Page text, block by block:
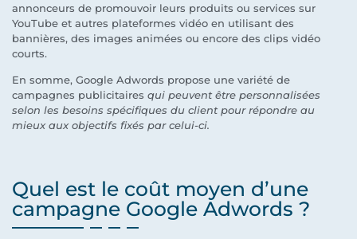
annonceurs de promouvoir leurs produits ou services sur
YouTube et autres plateformes vidéo en utilisant des
bannières, des images animées ou encore des clips vidéo
courts.
En somme, Google Adwords propose une variété de
campagnes publicitaires qui peuvent être personnalisées
selon les besoins spécifiques du client pour répondre au
mieux aux objectifs fixés par celui-ci.
Quel est le coût moyen d’une
campagne Google Adwords ?